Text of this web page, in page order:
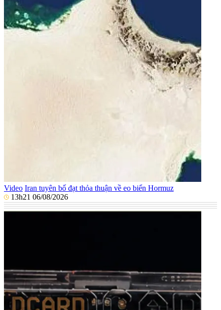
Video Iran tuyên bố đạt thỏa thuận về eo biển Hormuz
13h21 06/08/2026